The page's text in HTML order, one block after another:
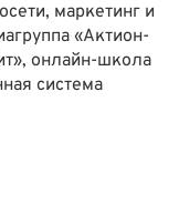
маркетинг и
«Актион-
онлайн-школа
система